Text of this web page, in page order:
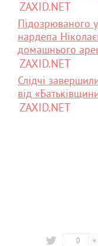
ZAXID.NET
Підозрюваного
нардепа
домашнього
ZAXID.NET
Слідчі
від
ZAXID.NET
0